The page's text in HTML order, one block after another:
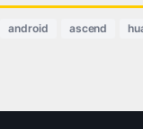
android ascend